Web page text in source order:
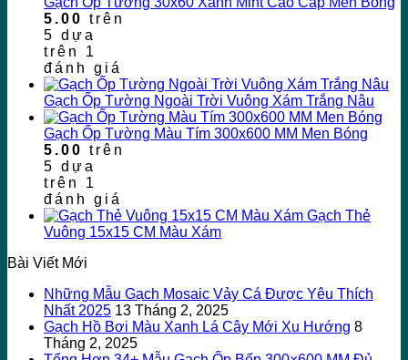
5.00 trên
5 dựa
trên 1
đánh giá
Gạch Ốp Tường Ngoài Trời Vuông Xám Trắng Nâu
Gạch Ốp Tường Màu Tím 300x600 MM Men Bóng
5.00 trên
5 dựa
trên 1
đánh giá
Gạch Thẻ
Vuông 15x15 CM Màu Xám
Bài Viết Mới
Những Mẫu Gạch Mosaic Vảy Cá Được Yêu Thích
Nhất 2025 13 Tháng 2, 2025
Gạch Hồ Bơi Màu Xanh Lá Cây Mới Xu Hướng 8
Tháng 2, 2025